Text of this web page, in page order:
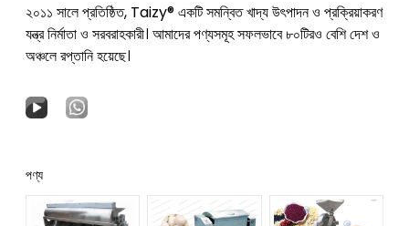
২০১১ সালে প্রতিষ্ঠিত, Taizy® একটি সমন্বিত খাদ্য উৎপাদন ও প্রক্রিয়াকরণ
যন্ত্র নির্মাতা ও সরবরাহকারী। আমাদের পণ্যসমূহ সফলভাবে ৮০টিরও বেশি দেশ ও
অঞ্চলে রপ্তানি হয়েছে।
পণ্য